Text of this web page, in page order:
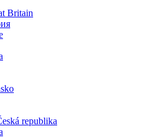
Britain
republika